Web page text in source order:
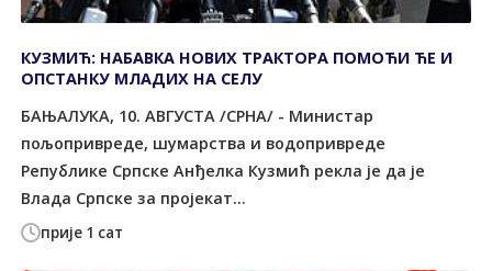
прије 1 сат
КУЗМИЋ: НАБАВКА НОВИХ ТРАКТОРА ПОМОЋИ ЋЕ И
ОПСТАНКУ МЛАДИХ НА СЕЛУ
БАЊАЛУКА, 10. АВГУСТА /СРНА/ - Министар
пољопривреде, шумарства и водопривреде
Републике Српске Анђелка Кузмић рекла је да је
Влада Српске за пројекат...